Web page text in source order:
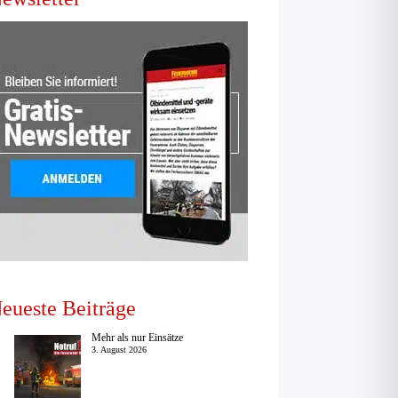
Beiträge
Mehr als nur Einsätze
3. August 2026